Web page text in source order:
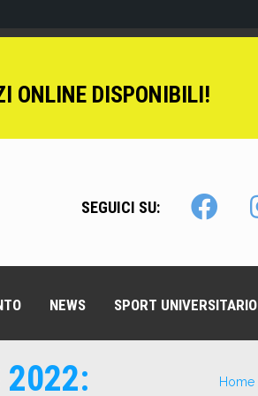
ONLINE DISPONIBILI!
SEGUICI SU:
NEWS SPORT UNIVERSITARIO
2022: Home